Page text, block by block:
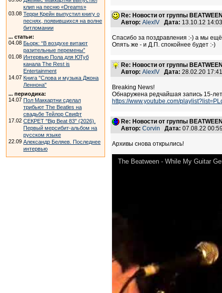
клип на песню «Dreams»
03.08 Терри Крейн выпустил книгу о
песнях, появившихся на волне
битломании
... статьи:
04.08 Бьорк: “В воздухе витают
разительные перемены”
01.08 Интервью Пола для ЮТуб
канала The Rest is
Entertainment
14.07 Книга "Слова и музыка Джона
Леннона"
... периодика:
14.07 Пол Маккартни сделал
трибьют The Beatles на
свадьбе Тейлор Свифт
17.02 СЕКРЕТ "Big Beat 83" (2026).
Первый мерсибит-альбом на
русском языке
22.09 Александр Беляев. Последнее
интервью
Re: Новости от группы
Автор: AlexIV Дата: 13.10.12
Спасибо за поздравления :-) а мы
Опять же - и Д.П. спокойнее будет :-)
Re: Новости от группы
Автор: AlexIV Дата: 28.02.20
Breaking News!
Обнаружена редчайшая запись 15-
https://www.youtube.com/
Re: Новости от группы
Автор: Corvin Дата: 07.08.22
Архивы снова открылись!
The Beatween - While My Guitar